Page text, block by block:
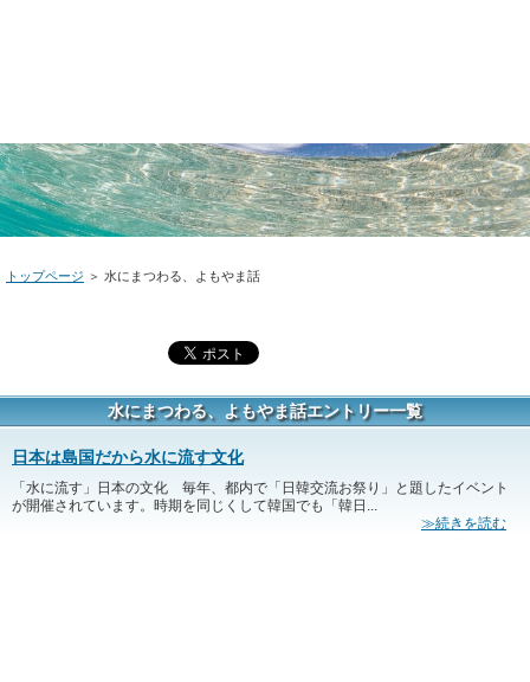
トップページ ＞ 水にまつわる、よもやま話
水にまつわる、よもやま話エントリー一覧
日本は島国だから水に流す文化
「水に流す」日本の文化 毎年、都内で「日韓交流お祭り」と題したイベント
が開催されています。時期を同じくして韓国でも「韓日...
≫続きを読む